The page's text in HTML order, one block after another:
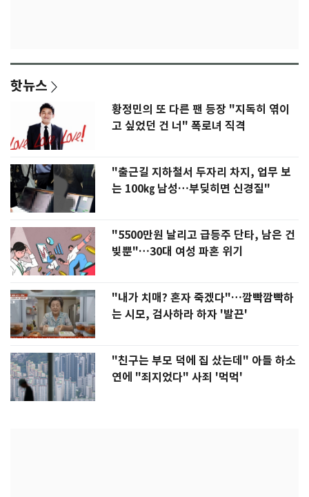
핫뉴스
황정민의 또 다른 팬 등장 "지독히 엮이
고 싶었던 건 너" 폭로녀 직격
"출근길 지하철서 두자리 차지, 업무 보
는 100㎏ 남성…부딪히면 신경질"
"5500만원 날리고 급등주 단타, 남은 건
빚뿐"…30대 여성 파혼 위기
"내가 치매? 혼자 죽겠다"…깜빡깜빡하
는 시모, 검사하라 하자 '발끈'
"친구는 부모 덕에 집 샀는데" 아들 하소
연에 "죄지었다" 사죄 '먹먹'